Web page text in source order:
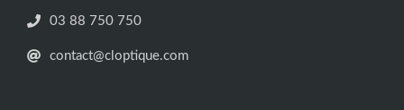
03 88 750 750
contact@cloptique.com